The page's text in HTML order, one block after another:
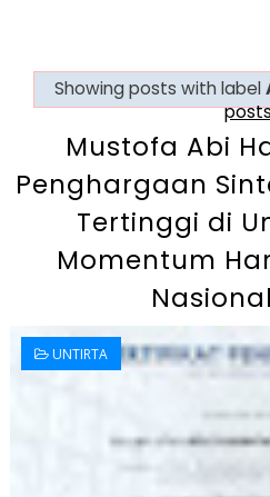
Showing posts with label
Mustofa Abi
Penghargaan
Tertinggi di
Momentum
UNTIRTA